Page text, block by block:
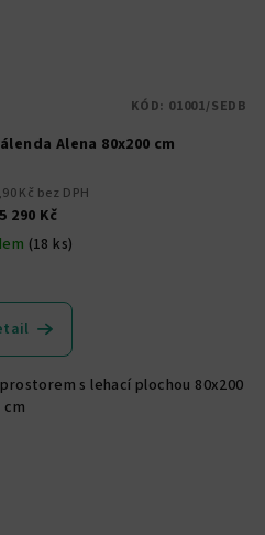
Alena 80x200 cm
Kč bez DPH
5 290 Kč
(18 ks)
hodnocení
produktu
z
5
s lehací plochou 80x200
cm
KÓD: 01001/SEDB